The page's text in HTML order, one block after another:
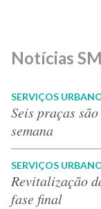
Notícias
SERVIÇOS
Seis praças
semana
SERVIÇOS
Revitalização
fase final